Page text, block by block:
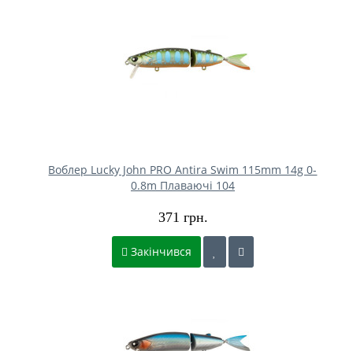
Воблер Lucky John PRO Antira Swim 115mm 14g 0-
0.8m Плаваючі 104
371 грн.
Закінчився